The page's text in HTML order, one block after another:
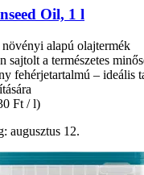
Oil, 1 l
növényi alapú olajtermék
sajtolt a természetes
fehérjetartalmú – ideális
Ft / l)
augusztus 12.